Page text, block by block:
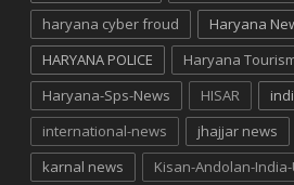
haryana cyber froud
Haryana
HARYANA POLICE
Haryana
Haryana-Sps-News
HISAR
international-news
jhajjar news
karnal news
Kisan-Andolan-